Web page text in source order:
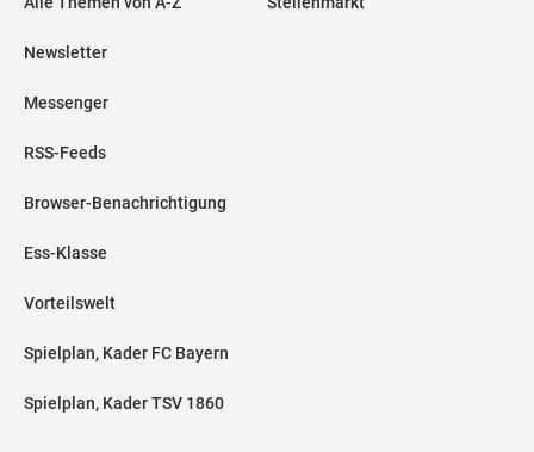
Newsletter
Messenger
RSS-Feeds
Browser-Benachrichtigung
Ess-Klasse
Vorteilswelt
Spielplan, Kader FC Bayern
Spielplan, Kader TSV 1860